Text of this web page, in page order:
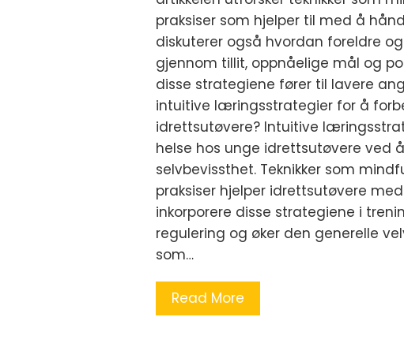
praksiser som hjelper til med å
diskuterer også hvordan foreldre
gjennom tillit, oppnåelige mål og
disse strategiene fører til lavere
intuitive læringsstrategier for å
idrettsutøvere? Intuitive
helse hos unge idrettsutøvere ved
selvbevissthet. Teknikker som
praksiser hjelper idrettsutøvere
inkorporere disse strategiene i
regulering og øker den generelle
som…
Read More